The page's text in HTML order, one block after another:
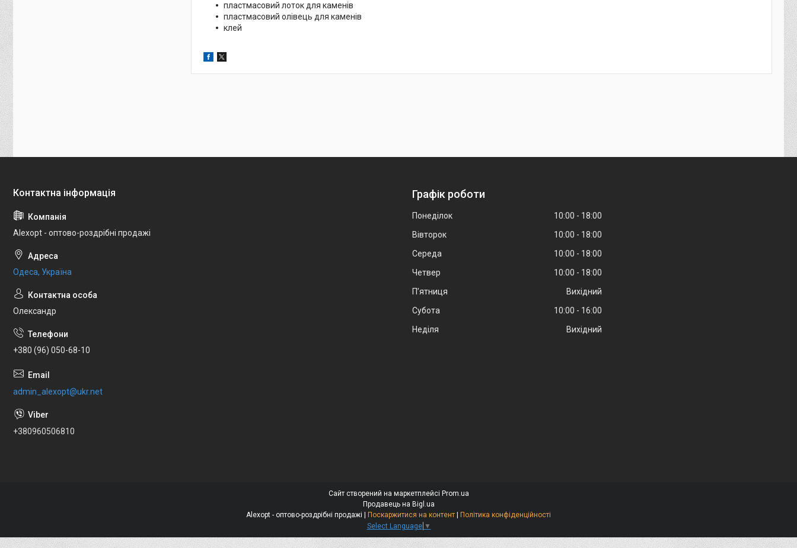
пластмасовий лоток для каменів
пластмасовий олівець для каменів
клей
Alexopt - оптово-роздрібні продажі
Одеса, Україна
Олександр
+380 (96) 050-68-10
admin_alexopt@ukr.net
+380960506810
Графік роботи
Понеділок 10:00
18:00
Вівторок
10:00
18:00
Середа
10:00
18:00
Четвер
10:00
18:00
Пʼятниця
Вихідний
Субота
10:00
16:00
Неділя
Вихідний
Сайт створений на маркетплейсі Prom.ua
Продавець на Bigl.ua
Поскаржитися на контент
Політика конфіденційності
Select Language ▼